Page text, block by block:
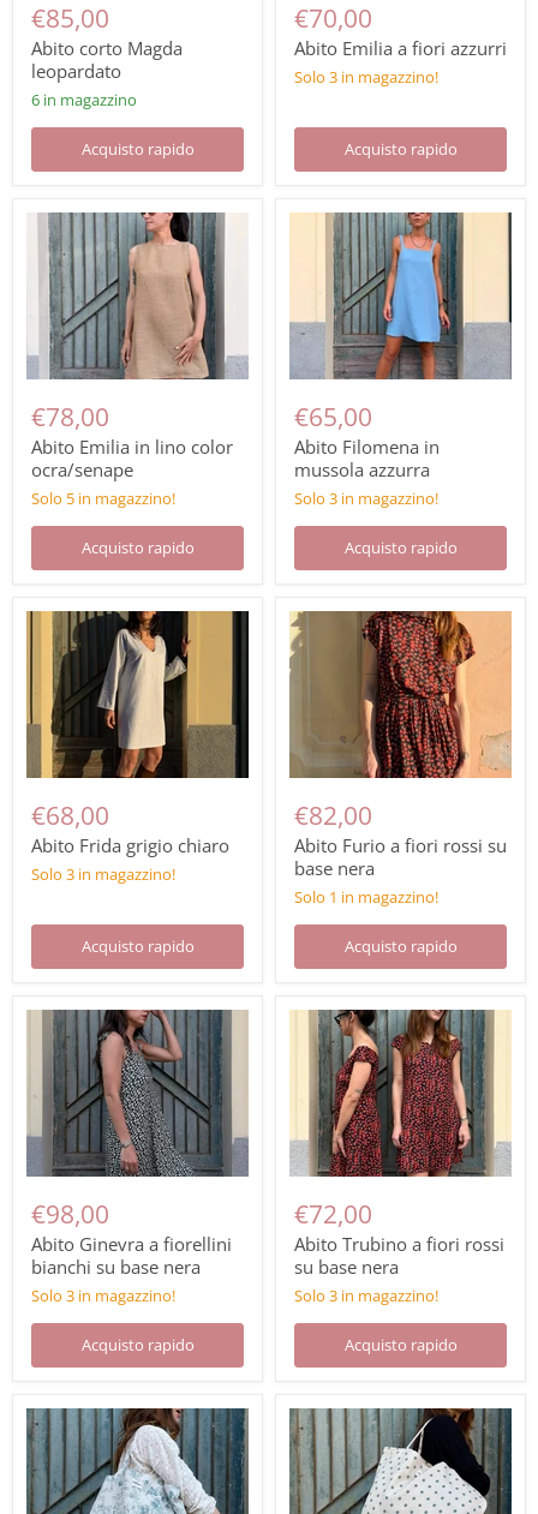
€85,00
Abito corto Magda
leopardato
6 in magazzino
Acquisto rapido
€70,00
Abito Emilia a fiori azzurri
Solo 3 in magazzino!
Acquisto rapido
€78,00
Abito Emilia in lino color
ocra/senape
Solo 5 in magazzino!
Acquisto rapido
€65,00
Abito Filomena in
mussola azzurra
Solo 3 in magazzino!
Acquisto rapido
€68,00
Abito Frida grigio chiaro
Solo 3 in magazzino!
Acquisto rapido
€82,00
Abito Furio a fiori rossi su
base nera
Solo 1 in magazzino!
Acquisto rapido
€98,00
Abito Ginevra a fiorellini
bianchi su base nera
Solo 3 in magazzino!
Acquisto rapido
€72,00
Abito Trubino a fiori rossi
su base nera
Solo 3 in magazzino!
Acquisto rapido